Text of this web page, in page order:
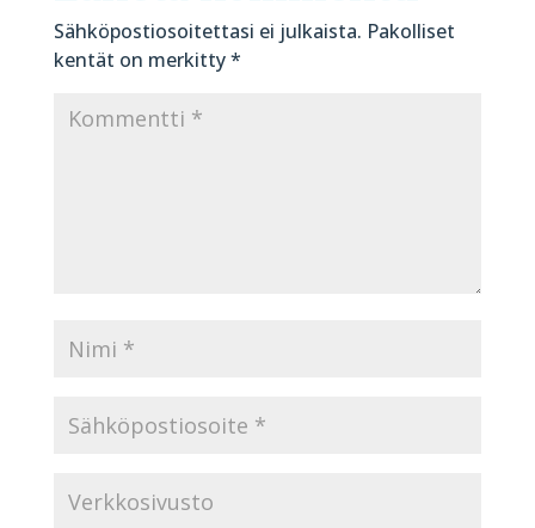
Sähköpostiosoitettasi ei julkaista. Pakolliset
kentät on merkitty*